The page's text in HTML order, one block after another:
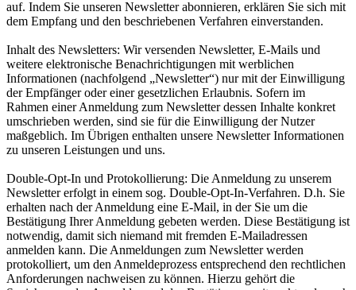
auf. Indem Sie unseren Newsletter abonnieren, erklären Sie sich mit
dem Empfang und den beschriebenen Verfahren einverstanden.
Inhalt des Newsletters: Wir versenden Newsletter, E-Mails und
weitere elektronische Benachrichtigungen mit werblichen
Informationen (nachfolgend „Newsletter“) nur mit der Einwilligung
der Empfänger oder einer gesetzlichen Erlaubnis. Sofern im
Rahmen einer Anmeldung zum Newsletter dessen Inhalte konkret
umschrieben werden, sind sie für die Einwilligung der Nutzer
maßgeblich. Im Übrigen enthalten unsere Newsletter Informationen
zu unseren Leistungen und uns.
Double-Opt-In und Protokollierung: Die Anmeldung zu unserem
Newsletter erfolgt in einem sog. Double-Opt-In-Verfahren. D.h. Sie
erhalten nach der Anmeldung eine E-Mail, in der Sie um die
Bestätigung Ihrer Anmeldung gebeten werden. Diese Bestätigung ist
notwendig, damit sich niemand mit fremden E-Mailadressen
anmelden kann. Die Anmeldungen zum Newsletter werden
protokolliert, um den Anmeldeprozess entsprechend den rechtlichen
Anforderungen nachweisen zu können. Hierzu gehört die